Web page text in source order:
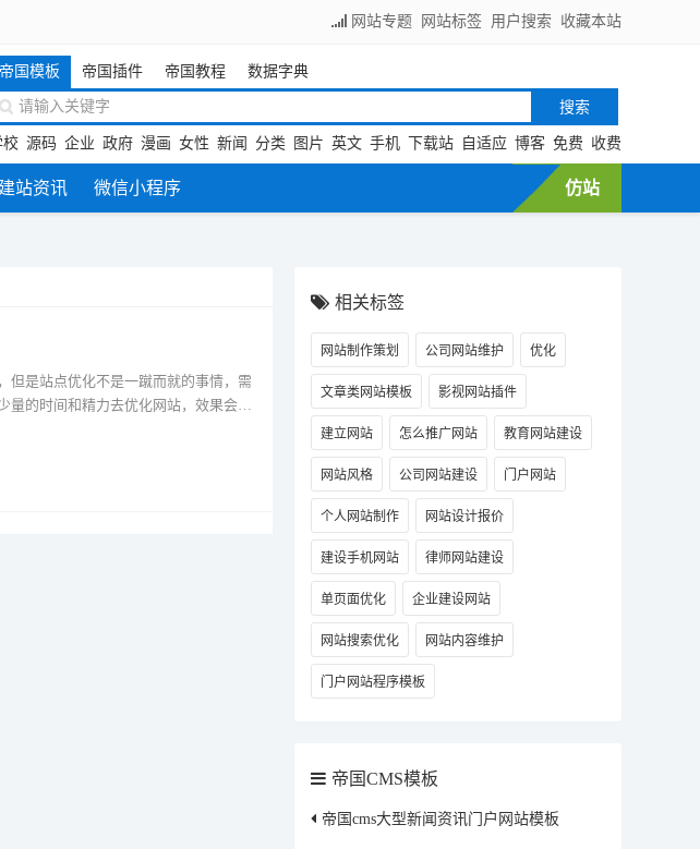
网站专题 网站标签 用户搜索 收藏本站
帝国模板 帝国插件 帝国教程 数据字典
校 源码 企业 政府 漫画 女性 新闻 分类 图片 英文 手机 下载站 自适应 博客 免费 收费
建站资讯 微信小程序 仿站
但是站点优化不是一蹴而就的事情，需
量的时间和精力去优化网站，效果会更
相关标签
网站制作策划 公司网站维护 优化
文章类网站模板 影视网站插件
建立网站 怎么推广网站 教育网站建设
网站风格 公司网站建设 门户网站
个人网站制作 网站设计报价
建设手机网站 律师网站建设
单页面优化 企业建设网站
网站搜索优化 网站内容维护
门户网站程序模板
帝国CMS模板
帝国cms大型新闻资讯门户网站模板